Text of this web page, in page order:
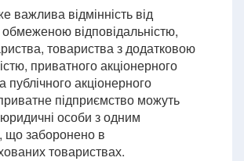
важлива відмінність від
відповідальністю,
товариства з додатковою
приватного акціонерного
публічного акціонерного
підприємство можуть
особи з одним
що заборонено в
товариствах.